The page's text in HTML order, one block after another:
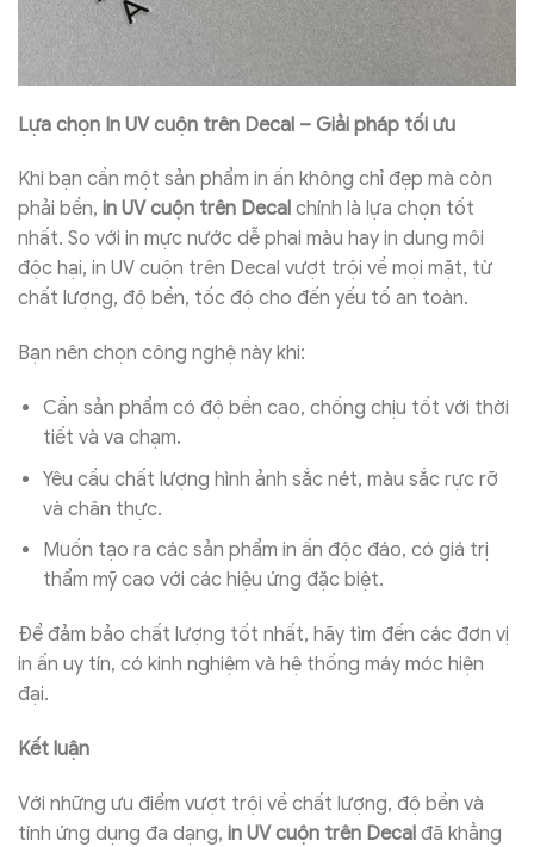
Lựa chọn In UV cuộn trên Decal – Giải pháp tối ưu
Khi bạn cần một sản phẩm in ấn không chỉ đẹp mà còn
phải bền, in UV cuộn trên Decal chính là lựa chọn tốt
nhất. So với in mực nước dễ phai màu hay in dung môi
độc hại, in UV cuộn trên Decal vượt trội về mọi mặt, từ
chất lượng, độ bền, tốc độ cho đến yếu tố an toàn.
Bạn nên chọn công nghệ này khi:
Cần sản phẩm có độ bền cao, chống chịu tốt với thời
tiết và va chạm.
Yêu cầu chất lượng hình ảnh sắc nét, màu sắc rực rỡ
và chân thực.
Muốn tạo ra các sản phẩm in ấn độc đáo, có giá trị
thẩm mỹ cao với các hiệu ứng đặc biệt.
Để đảm bảo chất lượng tốt nhất, hãy tìm đến các đơn vị
in ấn uy tín, có kinh nghiệm và hệ thống máy móc hiện
đại.
Kết luận
Với những ưu điểm vượt trội về chất lượng, độ bền và
tính ứng dụng đa dạng, in UV cuộn trên Decal đã khẳng